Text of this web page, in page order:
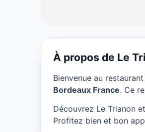
Le
★ 5/5
À propos de Le
Bienvenue au restaurant
Bordeaux France. Ce
Découvrez Le Trianon
Profitez bien et bon